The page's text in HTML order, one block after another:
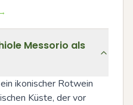
Messorio als
ikonischer Rotwein
Küste, der vor